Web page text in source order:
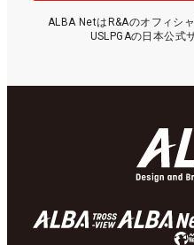
ALBA NetはR&Aのオフィシ
USLPGAの日本公式